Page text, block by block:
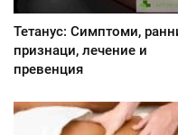
Тетанус: Симптоми,
признаци, лечение и
превенция